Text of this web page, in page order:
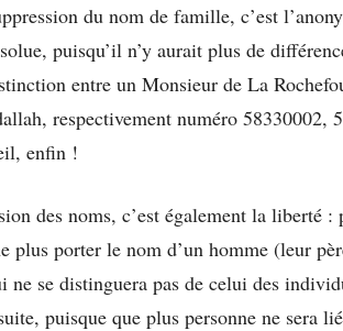
du nom de famille, c’est
puisqu’il n’y aurait plus de
entre un Monsieur de La
respectivement numéro 58330002,
enfin !
des noms, c’est également la liberté
plus porter le nom d’un homme (leur
ne se distinguera pas de celui des
puisque que plus personne ne sera